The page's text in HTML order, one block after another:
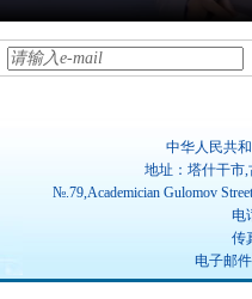
中华人民共
地址：塔什干市
№.79,Academician Gulomov
电
传
电子邮件